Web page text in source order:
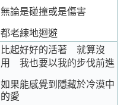
無論是碰撞或是傷害
都老練地迴避
比起好好的活著 就算沒
用 我也要以我的步伐前進
如果能感覺到隱藏於冷漠中
的愛